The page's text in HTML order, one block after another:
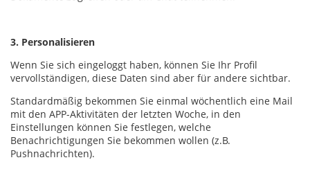
3. Personalisieren
Wenn Sie sich eingeloggt haben, können Sie Ihr Profil
vervollständigen, diese Daten sind aber für andere sichtbar.
Standardmäßig bekommen Sie einmal wöchentlich eine Mail
mit den APP-Aktivitäten der letzten Woche, in den
Einstellungen können Sie festlegen, welche
Benachrichtigungen Sie bekommen wollen (z.B.
Pushnachrichten).